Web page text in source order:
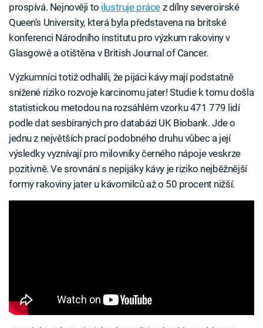
prospívá. Nejnověji to ilustruje prácez dílny severoirské
Queen's University, která byla představena na britské
konferenci Národního institutu pro výzkum rakoviny v
Glasgowě a otištěna v British Journal of Cancer.
Výzkumníci totiž odhalili, že pijáci kávy mají podstatně
snížené riziko rozvoje karcinomu jater! Studie k tomu došla
statistickou metodou na rozsáhlém vzorku 471 779 lidí
podle dat sesbíraných pro databázi UK Biobank. Jde o
jednu z největších prací podobného druhu vůbec a její
výsledky vyznívají pro milovníky černého nápoje veskrze
pozitivně. Ve srovnání s nepijáky kávy je riziko nejběžnější
formy rakoviny jater u kávomilců až o 50 procent nižší.